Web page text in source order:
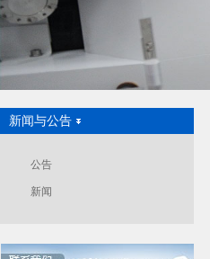
新闻与公告
公告
新闻